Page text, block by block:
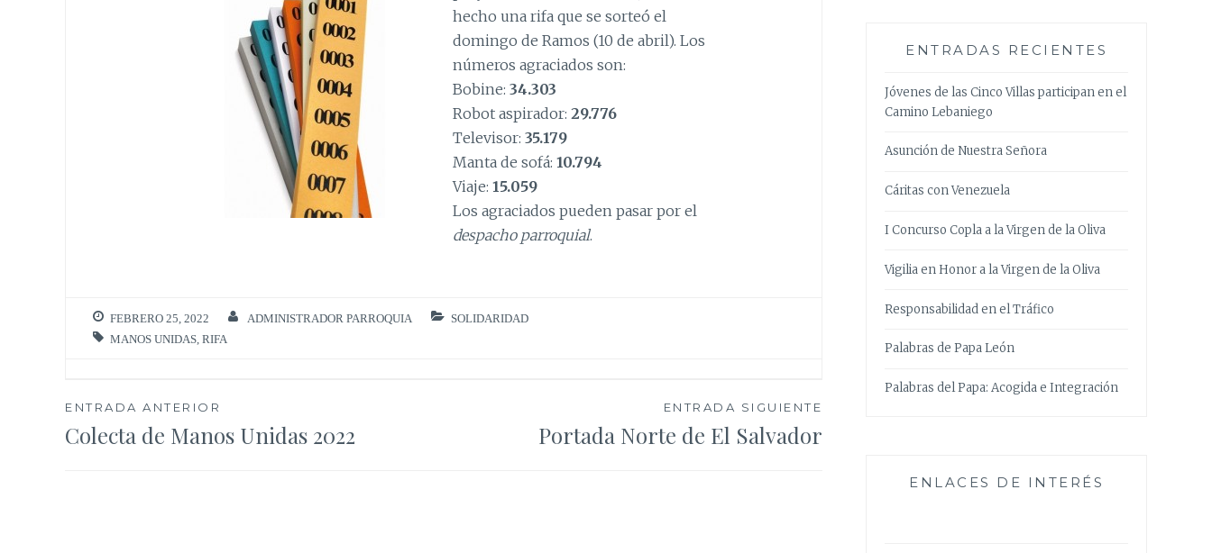
hecho una rifa que se sorteó el
domingo de Ramos (10 de abril). Los
números agraciados son:
Bobine:34.303
Robot aspirador: 29.776
Televisor:35.179
Manta de sofá:10.794
Viaje:15.059
Los agraciados pueden pasar por el
despacho parroquial.
FEBRERO 25, 2022 ADMINISTRADOR PARROQUIA
SOLIDARIDAD
MANOS UNIDAS RIFA
Navegación
ENTRADA ANTERIOR
Colecta de Manos Unidas 2022
ENTRADA SIGUIENTE
Portada Norte de El Salvador
ENTRADAS RECIENTES
Jóvenes de las Cinco Villas participan en el
Camino Lebaniego
Asunción de Nuestra Señora
Cáritas con Venezuela
I Concurso Copla a la Virgen de la Oliva
Vigilia en Honor a la Virgen de la Oliva
Responsabilidad en el Tráfico
Palabras de Papa León
Palabras del Papa: Acogida e Integración
ENLACES DE INTERÉS